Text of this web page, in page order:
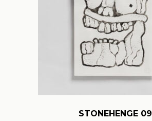
STONEHENGE 09